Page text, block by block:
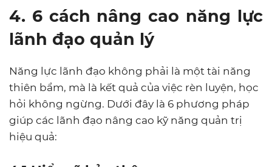
4. 6 cách nâng cao năng lực
lãnh đạo quản lý
Năng lực lãnh đạo không phải là một tài năng
thiên bẩm, mà là kết quả của việc rèn luyện, học
hỏi không ngừng. Dưới đây là 6 phương pháp
giúp các lãnh đạo nâng cao kỹ năng quản trị
hiệu quả: